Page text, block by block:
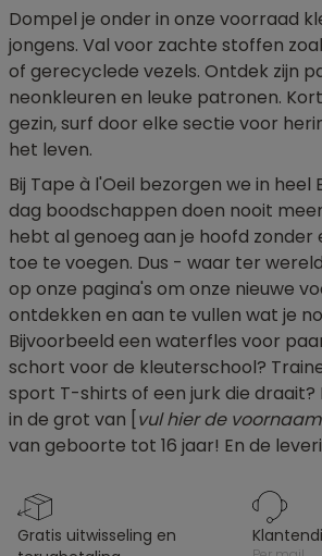
Dompel je onder in onze voorraad
jongens. Val voor zachte stoffen
of gerecyclede vezels. Ontdek zijn
neonkleuren en leuke patronen.
gezin, surf door elke sectie voor
het leven.
Bij Tape à l'Oeil bezorgen we in heel
dag boodschappen doen nooit
hebt al genoeg aan je hoofd zonder
toe te voegen. Dus - waar ter
op onze pagina's om onze nieuwe
ontdekken en aan te vullen wat je
Bijvoorbeeld een waterfles voor
schort voor de kleuterschool?
sport T-shirts of een jurk die draait?
in de grot van [ vul hier de
van geboorte tot 16 jaar! En de
gratis uitwisseling en